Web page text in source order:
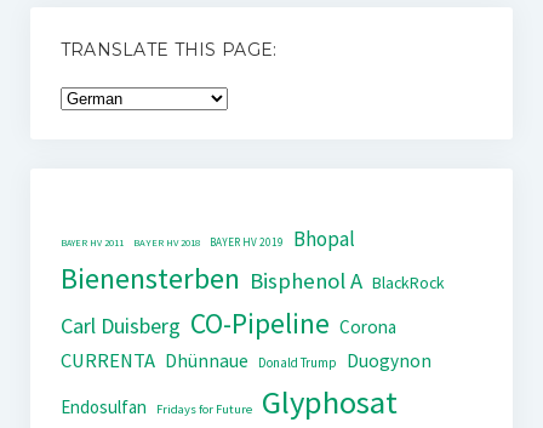
TRANSLATE THIS PAGE:
BAYER HV 2011 BAYER HV 2018 BAYER HV 2019 Bhopal
Bienensterben Bisphenol A BlackRock
Carl Duisberg CO-Pipeline Corona
CURRENTA Dhünnaue Donald Trump
Duogynon
Endosulfan
Fridays for Future Glyphosat